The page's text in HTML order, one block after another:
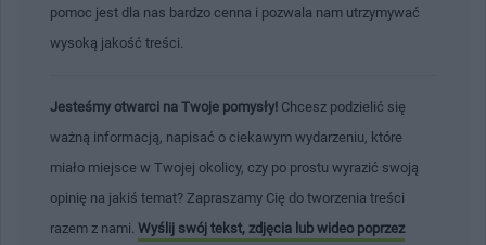
pomoc jest dla nas bardzo cenna i pozwala nam utrzymywać
wysoką jakość treści.
Jesteśmy otwarci na Twoje pomysły! Chcesz podzielić się
ważną informacją, napisać o ciekawym wydarzeniu, które
miało miejsce w Twojej okolicy, czy po prostu wyrazić swoją
opinię na jakiś temat? Zapraszamy Cię do tworzenia treści
razem z nami. Wyślij swój tekst, zdjęcia lub wideo poprzez